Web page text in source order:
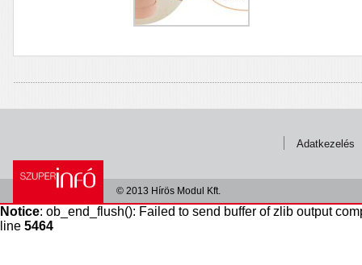
Adatkezelés
© 2013 Hírös Modul Kft.
Notice: ob_end_flush(): Failed to send buffer of zlib output
line 5464